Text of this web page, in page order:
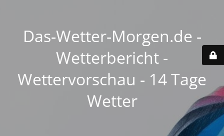
Das-Wetter-Morgen.de -
Wetterbericht -
Wettervorschau - 14 Tage
Wetter